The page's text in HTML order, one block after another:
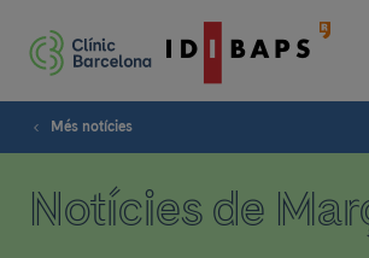
Més notícies
Notícies de